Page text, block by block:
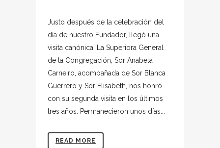
Justo después de la celebración del
día de nuestro Fundador, llegó una
visita canónica. La Superiora General
de la Congregación, Sor Anabela
Carneiro, acompañada de Sor Blanca
Guerrero y Sor Elisabeth, nos honró
con su segunda visita en los últimos
tres años. Permanecieron unos días...
READ MORE